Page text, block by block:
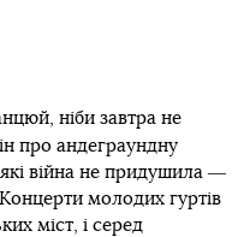
ніби завтра не
про андеграундну
війна не придушила ―
молодих гуртів
міст, і серед